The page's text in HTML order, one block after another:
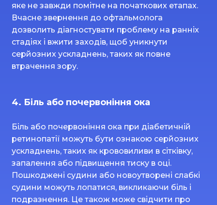
яке не завжди помітне на початкових етапах.
Вчасне звернення до офтальмолога
дозволить діагностувати проблему на ранніх
стадіях і вжити заходів, щоб уникнути
серйозних ускладнень, таких як повне
втрачення зору.
4. Біль або почервоніння ока
Біль або почервоніння ока при діабетичній
ретинопатії можуть бути ознакою серйозних
ускладнень, таких як крововиливи в сітківку,
запалення або підвищення тиску в оці.
Пошкоджені судини або новоутворені слабкі
судини можуть лопатися, викликаючи біль і
подразнення. Це також може свідчити про